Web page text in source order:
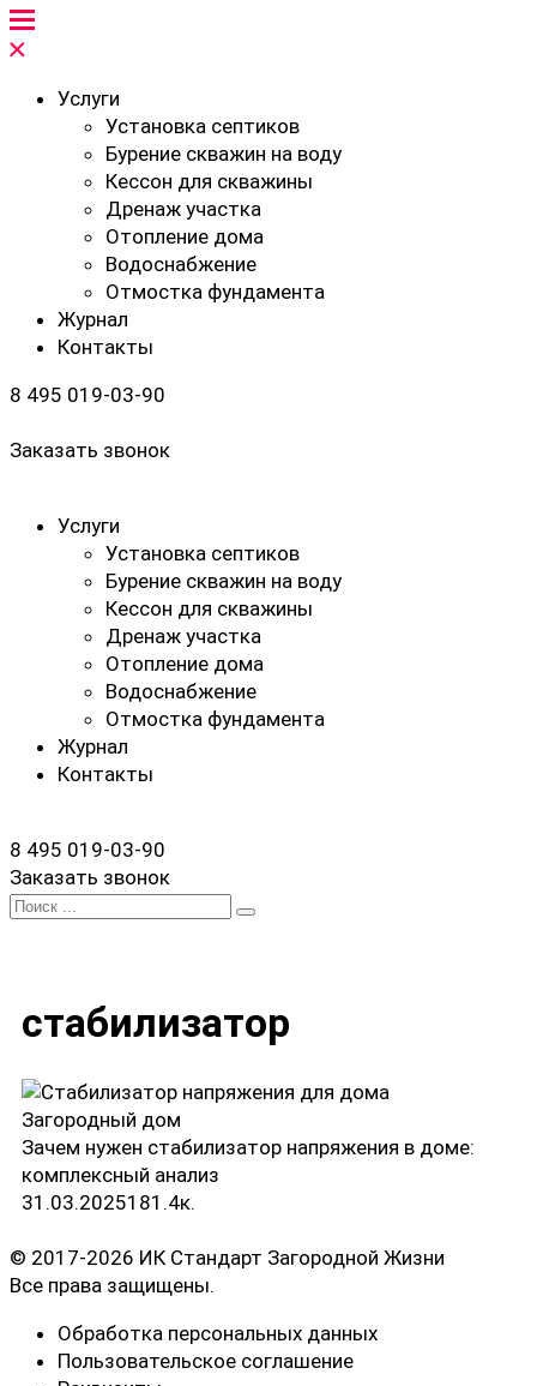
Услуги
Установка септиков
Бурение скважин на воду
Кессон для скважины
Дренаж участка
Отопление дома
Водоснабжение
Отмостка фундамента
Журнал
Контакты
8 495 019-03-90
Заказать звонок
Услуги
Установка септиков
Бурение скважин на воду
Кессон для скважины
Дренаж участка
Отопление дома
Водоснабжение
Отмостка фундамента
Журнал
Контакты
8 495 019-03-90
Заказать звонок
Search
стабилизатор
Загородный дом
Зачем нужен стабилизатор напряжения в доме:
комплексный анализ
31.03.2025181.4к.
© 2017-2026 ИК Стандарт Загородной Жизни
Все права защищены.
Обработка персональных данных
Пользовательское соглашение